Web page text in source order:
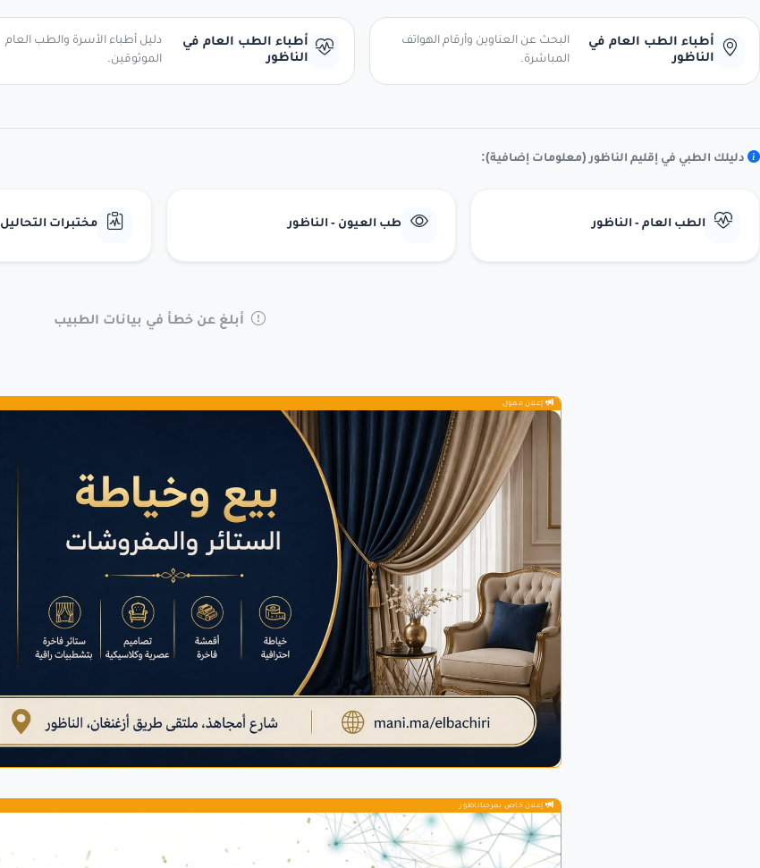
أطباء الطب العام في
الناظور
البحث عن العناوين وأرقام الهواتف
المباشرة.
أطباء الطب العام في
الناظور
دليل أطباء الأسرة والطب العام
الموثوقين.
دليلك الطبي في إقليم الناظور (معلومات إضافية):
الطب العام - الناظور طب العيون - الناظور مختبرات التحاليل
أبلغ عن خطأ في بيانات الطبيب
إعلان ممول
إعلان خاص بمرحباناظور